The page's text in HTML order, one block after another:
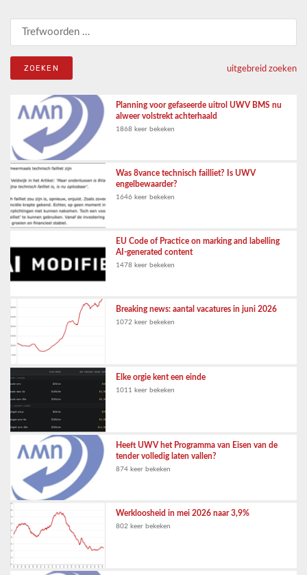
Zoeken naar:
uitgebreid zoeken
Planning voor gefaseerde uitrol UWV BMS nu
alweer volstrekt achterhaald
1868 keer bekeken
Was 8vance technisch failliet? Is UWV
engelbewaarder?
1646 keer bekeken
EU Code of Practice on marking and labelling
AI-generated content
1478 keer bekeken
Breaking news: aantal vacatures in juni 2026
1072 keer bekeken
Elke orgie kent een einde
1011 keer bekeken
Heeft UWV het Programma van Eisen van de
tender volledig laten vallen?
874 keer bekeken
Werkloosheid in mei 2026 naar 3,9%
802 keer bekeken